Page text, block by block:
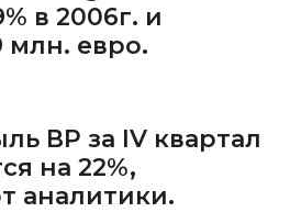
в 2006г. и
млн. евро.
ВР за IV квартал
на 22%,
аналитики.